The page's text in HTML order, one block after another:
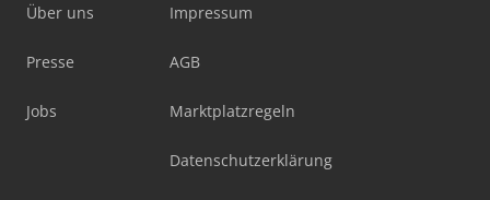
Über uns
Presse
Jobs
Impressum
AGB
Marktplatzregeln
Datenschutzerklärung